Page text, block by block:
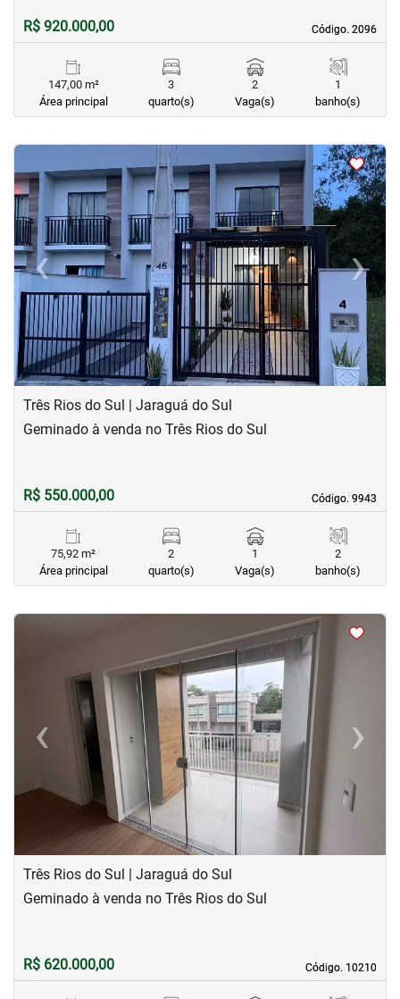
Código. 2096
Código. 2096
R$ 920.000,00
147,00 m²
Área principal
3
quarto(s)
2
Vaga(s)
1
banho(s)
<
‹Previous ›Next
Três Rios do Sul | Jaraguá do Sul
Código. 9943
Código. 9943
Geminado à venda no Três Rios do Sul
R$ 550.000,00
75,92 m²
Área principal
2
quarto(s)
1
Vaga(s)
2
banho(s)
<
‹Previous ›Next
Três Rios do Sul | Jaraguá do Sul
Código. 10210
Código. 10210
Geminado à venda no Três Rios do Sul
R$ 620.000,00